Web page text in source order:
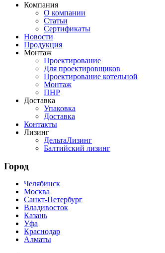
Компания
О компании
Статьи
Сертификаты
Новости
Продукция
Монтаж
Проектирование
Для проектировщиков
Проектирование котельной
Монтаж
ПНР
Доставка
Упаковка
Доставка
Контакты
Лизинг
ДельтаЛизинг
Балтийский лизинг
Город
Челябинск
Москва
Санкт-Петербург
Владивосток
Казань
Уфа
Краснодар
Алматы